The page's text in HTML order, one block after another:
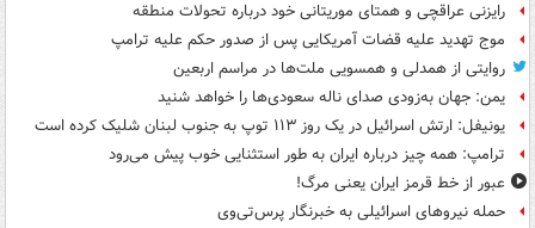
رایزنی عراقچی و همتای موریتانی خود درباره تحولات منطقه
موج تهدید علیه قضات آمریکایی پس از صدور حکم علیه ترامپ
روایتی از همدلی و همسویی ملت‌ها در مراسم اربعین
یمن: جهان به‌زودی صدای ناله سعودی‌ها را خواهد شنید
یونیفل: ارتش اسرائیل در یک روز ۱۱۳ توپ به جنوب لبنان شلیک کرده است
ترامپ: همه چیز درباره ایران به طور استثنایی خوب پیش می‌رود
عبور از خط قرمز ایران یعنی مرگ!
حمله نیروهای اسرائیلی به خبرنگار پرس‌تی‌وی